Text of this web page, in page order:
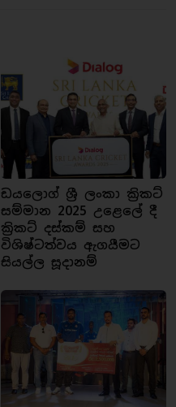
ඩයලොග් ශ්‍රී ලංකා ක්‍රිකට්
සම්මාන 2025 උළෙලේ දී
ක්‍රිකට් දස්කම් සහ
විශිෂ්ටත්වය ඇගයීමට
සියල්ල සූදානම්